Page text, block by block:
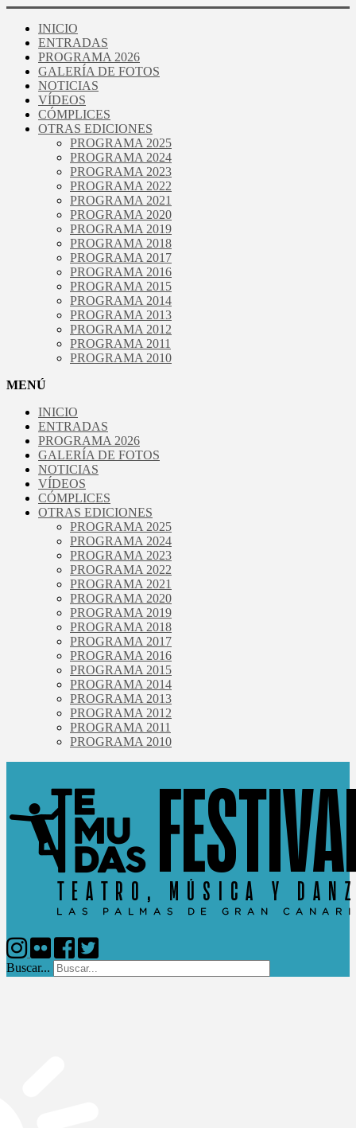
INICIO
ENTRADAS
PROGRAMA 2026
GALERÍA DE FOTOS
NOTICIAS
VÍDEOS
CÓMPLICES
OTRAS EDICIONES
PROGRAMA 2025
PROGRAMA 2024
PROGRAMA 2023
PROGRAMA 2022
PROGRAMA 2021
PROGRAMA 2020
PROGRAMA 2019
PROGRAMA 2018
PROGRAMA 2017
PROGRAMA 2016
PROGRAMA 2015
PROGRAMA 2014
PROGRAMA 2013
PROGRAMA 2012
PROGRAMA 2011
PROGRAMA 2010
MENÚ
INICIO
ENTRADAS
PROGRAMA 2026
GALERÍA DE FOTOS
NOTICIAS
VÍDEOS
CÓMPLICES
OTRAS EDICIONES
PROGRAMA 2025
PROGRAMA 2024
PROGRAMA 2023
PROGRAMA 2022
PROGRAMA 2021
PROGRAMA 2020
PROGRAMA 2019
PROGRAMA 2018
PROGRAMA 2017
PROGRAMA 2016
PROGRAMA 2015
PROGRAMA 2014
PROGRAMA 2013
PROGRAMA 2012
PROGRAMA 2011
PROGRAMA 2010
Buscar...